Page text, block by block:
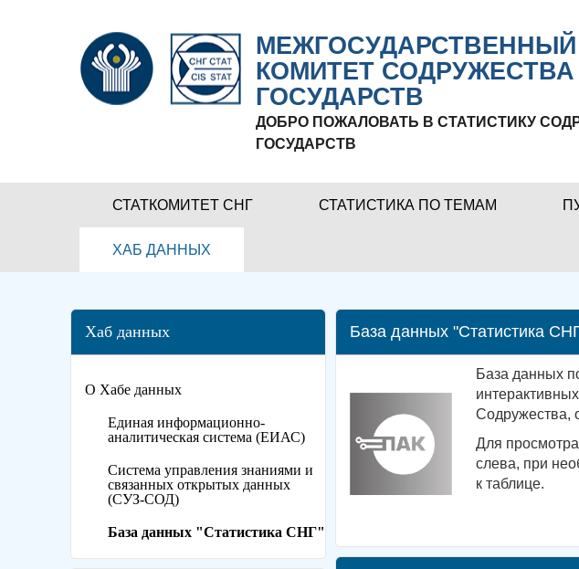
МЕЖГОСУДАРСТВЕННЫЙ
КОМИТЕТ
ГОСУДАРСТВ
ДОБРО ПОЖАЛОВАТЬ В СТАТИСТИКУ
ГОСУДАРСТВ
СТАТКОМИТЕТ СНГ СТАТИСТИКА ПО ТЕМАМ
ХАБ ДАННЫХ
Хаб данных
О Хабе данных
Единая информационно-
аналитическая система (ЕИАС)
Система управления знаниями и
связанных открытых данных
(СУЗ-СОД)
База данных "Статистика СНГ"
База данных "Статистика
База данных
Содружества,
Для
слева, при
к таблице.